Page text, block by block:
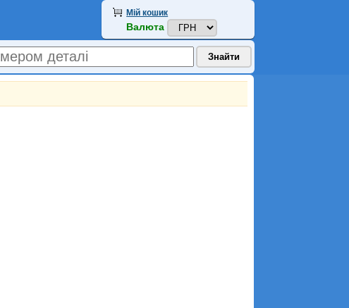
Мій кошик
Валюта